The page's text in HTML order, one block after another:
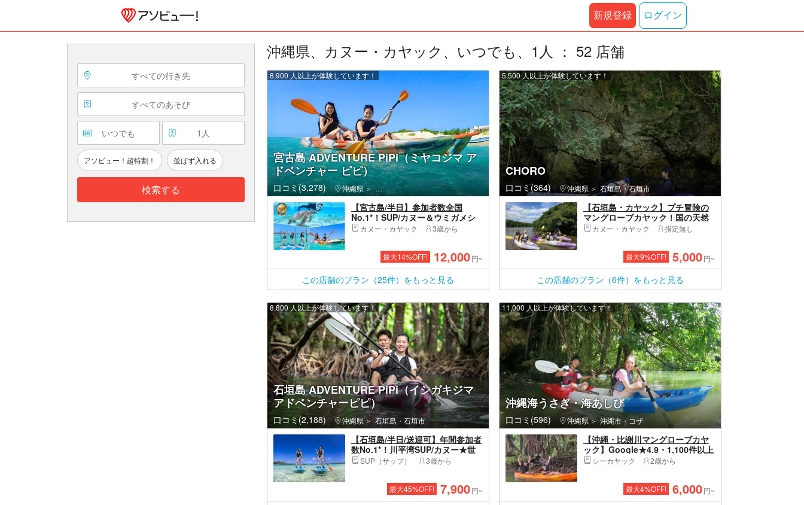
新規登録 ログイン
すべての行き先
すべてのあそび
いつでも 1 人
アソビュー！超特割！ 並ばず入れる
検索する
沖縄県、カヌー・カヤック、いつでも、1人 ： 52 店舗
宮古島 ADVENTURE PiPi（ミヤコジマ ア
ドベンチャー ピピ）
口コミ(3,278) 沖縄県 宮古島・伊良部島・宮古島市
8,900 人以上が体験しています！
【宮古島/半日】参加者数全国
No.1*！SUP/カヌー＆ウミガメシ
ュノーケリング2大定番半日コー
カヌー・カヤック 3歳から
最大14%OFF! 12,000円~
この店舗のプラン（25件）をもっと見る
CHORO
口コミ(364) 沖縄県 石垣島・石垣市
5,500 人以上が体験しています！
【石垣島・カヤック】プチ冒険の
マングローブカヤック！国の天然
記念物・宮良川へ！（写真撮影付
カヌー・カヤック 指定無し
最大9%OFF! 5,000円~
この店舗のプラン（6件）をもっと見る
石垣島 ADVENTURE PiPi（イシガキジマ
アドベンチャーピピ）
口コミ(2,188) 沖縄県 石垣島・石垣市
8,800 人以上が体験しています！
【石垣島/半日/送迎可】年間参加者
数No.1*！川平湾SUP/カヌー★世
界が誇る絶景ビーチでクルージン
SUP（サップ） 3歳から
最大45%OFF! 7,900円~
沖縄海うさぎ・海あしび
口コミ(596) 沖縄県 沖縄市・コザ
11,000 人以上が体験しています！
【沖縄・比謝川マングローブカヤ
ック】Google★4.9・1,100件以上
★那覇45分・嘉手納漁港発｜2歳〜
水シャワーあり
シーカヤック 2歳から
最大4%OFF! 6,000円~